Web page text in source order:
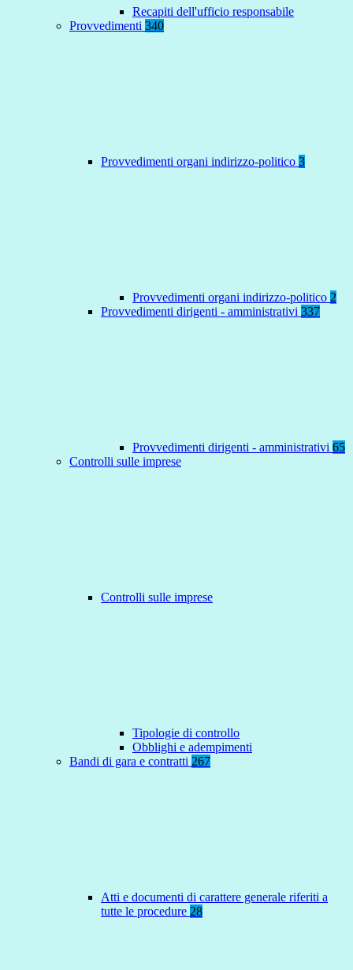
Recapiti dell'ufficio responsabile
Provvedimenti 340
Provvedimenti organi indirizzo-politico 3
Provvedimenti organi indirizzo-politico 2
Provvedimenti dirigenti - amministrativi 337
Provvedimenti dirigenti - amministrativi 65
Controlli sulle imprese
Controlli sulle imprese
Tipologie di controllo
Obblighi e adempimenti
Bandi di gara e contratti 267
Atti e documenti di carattere generale riferiti a
tutte le procedure 28